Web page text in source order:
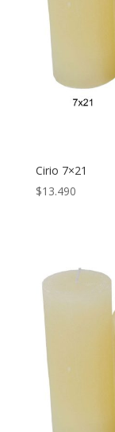
Cirio 7×21
$13.490